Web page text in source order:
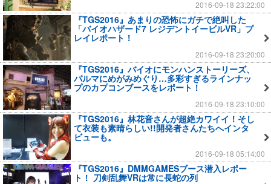
2016-09-18 23:22:00
『TGS2016』あまりの恐怖にガチで絶叫した
「バイオハザード7 レジデントイービルVR」プ
レイレポート！
2016-09-18 23:20:00
『TGS2016』バイオにモンハンストーリーズ、
パルマにめがみめぐり…多彩すぎるラインナッ
プのカプコンブースをレポート！
2016-09-18 23:10:00
『TGS2016』林花音さんが超絶カワイイ！そし
て衣装も素晴らしい!!開発者さんたちへインタ
ビューも。
2016-09-18 05:14:00
『TGS2016』DMMGAMESブース潜入レポー
ト！ 刀剣乱舞VRは常に長蛇の列